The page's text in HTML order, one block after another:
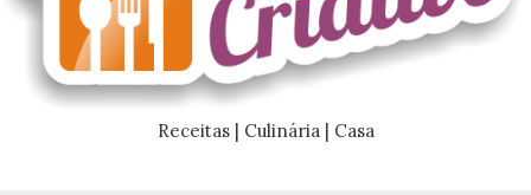
Receitas | Culinária | Casa